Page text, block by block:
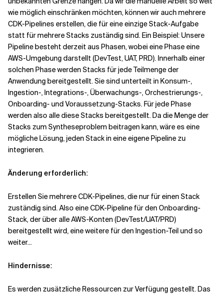
wie möglich einschränken möchten, können wir auch mehrere
CDK-Pipelines erstellen, die für eine einzige Stack-Aufgabe
statt für mehrere Stacks zuständig sind. Ein Beispiel: Unsere
Pipeline besteht derzeit aus Phasen, wobei eine Phase eine
AWS-Umgebung darstellt (DevTest, UAT, PRD). Innerhalb einer
solchen Phase werden Stacks für jede Teilmenge der
Anwendung bereitgestellt. Sie sind unterteilt in Konsum-,
Ingestion-, Integrations-, Überwachungs-, Orchestrierungs-,
Onboarding- und Voraussetzung-Stacks. Für jede Phase
werden also alle diese Stacks bereitgestellt. Da die Menge der
Stacks zum Syntheseproblem beitragen kann, wäre es eine
mögliche Lösung, jeden Stack in eine eigene Pipeline zu
integrieren.
Änderung erforderlich:
Erstellen Sie mehrere CDK-Pipelines, die nur für einen Stack
zuständig sind. Also eine CDK-Pipeline für den Onboarding-
Stack, der über alle AWS-Konten (DevTest/UAT/PRD)
bereitgestellt wird, eine weitere für den Ingestion-Teil und so
weiter...
Hindernisse:
Es werden zusätzliche Ressourcen zur Verfügung gestellt. Das